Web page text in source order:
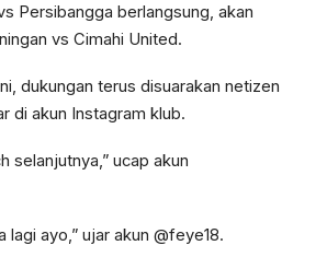
Persibangga berlangsung, akan
vs Cimahi United.
dukungan terus disuarakan netizen
di akun Instagram klub.
selanjutnya,” ucap akun
lagi ayo,” ujar akun @feye18.